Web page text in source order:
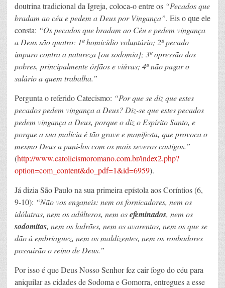
doutrina tradicional da Igreja, coloca-o entre os “Pecados que
bradam ao céu e pedem a Deus por Vingança”. Eis o que ele
consta: “Os pecados que bradam ao Céu e pedem vingança
a Deus são quatro: 1º homicídio voluntário; 2º pecado
impuro contra a natureza [ou sodomia]; 3º opressão dos
pobres, principalmente órfãos e viúvas; 4º não pagar o
salário a quem trabalha.”
Pergunta o referido Catecismo: “Por que se diz que estes
pecados pedem vingança a Deus? Diz-se que estes pecados
pedem vingança a Deus, porque o diz o Espírito Santo, e
porque a sua malícia é tão grave e manifesta, que provoca o
mesmo Deus a puni-los com os mais severos castigos.”
(http://www.catolicismoromano.com.br/index2.php?
option=com_content&do_pdf=1&id=6959).
Já dizia São Paulo na sua primeira epístola aos Coríntios (6,
9-10): “Não vos enganeis: nem os fornicadores, nem os
idólatras, nem os adúlteros, nem osefeminados, nem os
sodomitas, nem os ladrões, nem os avarentos, nem os que se
dão à embriaguez, nem os maldizentes, nem os roubadores
possuirão o reino de Deus.”
Por isso é que Deus Nosso Senhor fez cair fogo do céu para
aniquilar as cidades de Sodoma e Gomorra, entregues a esse